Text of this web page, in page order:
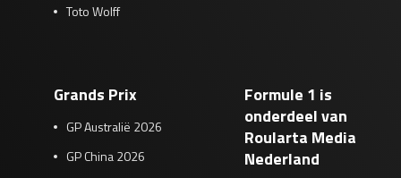
Toto Wolff
Grands Prix
GP Australië 2026
GP China 2026
Formule 1 is
onderdeel van
Roularta Media
Nederland